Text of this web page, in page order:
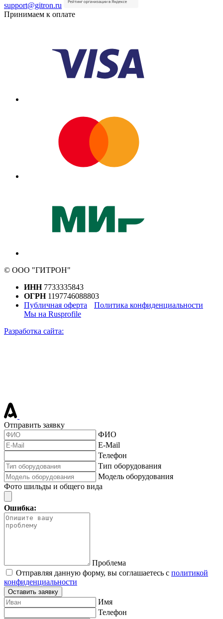
support@gitron.ru
Принимаем к оплате
© ООО "ГИТРОН"
ИНН7733335843
ОГРН1197746088803
Публичная оферта
Политика конфиденциальности
Мы на Rusprofile
Разработка сайта:
Отправить заявку
ФИО
E-Mail
Телефон
Тип оборудования
Модель оборудования
Фото шильды и общего вида
Ошибка:
Проблема
Отправляя данную форму, вы соглашаетесь с политикой
конфиденциальности
Оставить заявку
Имя
Телефон